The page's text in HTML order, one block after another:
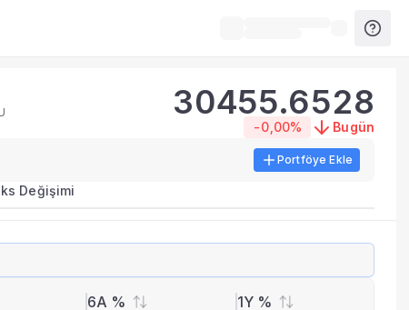
30455.6528
-0,00% Bugün
Portföye Ekle
Değişimi
6A % 1Y %